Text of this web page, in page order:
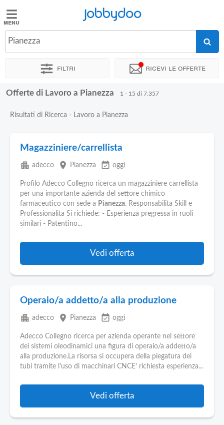
Jobbydoo
Offerte
Stipendi
Blog
Pubblica
Area
Aziende
Jobbydoo
Pianezza
Filtri Ricevi le offerte
Offerte di Lavoro a Pianezza 1 - 15 di 7.357
Risultati di Ricerca - Lavoro a Pianezza
Magazziniere/carrellista
apartment adecco place Pianezza event_available oggi
Profilo Adecco Collegno ricerca un magazziniere carrellista
per una importante azienda del settore chimico
farmaceutico con sede a Pianezza. Responsabilita Skill e
Professionalita Si richiede: - Esperienza pregressa in ruoli
similari - Patentino...
Vedi offerta
Operaio/a addetto/a alla produzione
apartment adecco place Pianezza event_available oggi
Adecco Collegno ricerca per azienda operante nel settore
dei sistemi oleodinamici una figura di operaio/a addetto/a
alla produzione.La risorsa si occupera della piegatura dei
tubi tramite l'uso di macchinari CNCE' richiesta esperienza...
Vedi offerta